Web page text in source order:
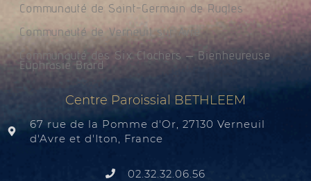
Communauté de Saint-Germain de Rugles
Communauté de Verneuil sur Avre
Communauté des Six Clochers – Bienheureuse
Euphrasie Brard
Centre Paroissial BETHLEEM
67 rue de la Pomme d'Or, 27130 Verneuil
d'Avre et d'Iton, France
02.32.32.06.56